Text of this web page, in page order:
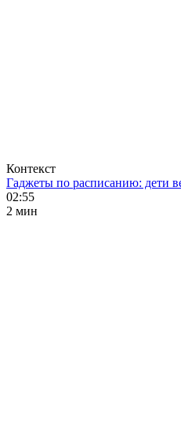
Контекст
Гаджеты по расписанию: дети
02:55
2 мин